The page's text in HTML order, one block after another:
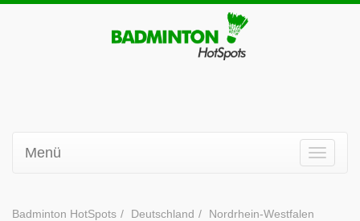
Menü
Badminton HotSpots Deutschland
Nordrhein-Westfalen